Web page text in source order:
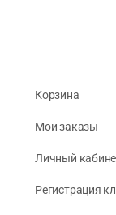
Корзина
Мои заказы
Личный
Регистрация